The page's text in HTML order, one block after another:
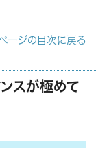
ージの目次に戻る
スが極めて